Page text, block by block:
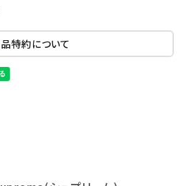
特約について